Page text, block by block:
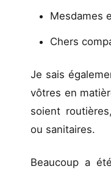
Mesdames
Chers
Je sais
vôtres en
soient
ou sanitaires.
Beaucoup a